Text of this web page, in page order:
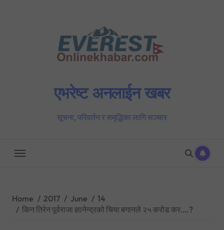
एभरेष्ट अनलाईन खबर
सूचना, परिवर्तन र समृद्धिका लागि सञ्चार
Home 2017 June
14
किन तिरेन पूर्वराजा ज्ञानेन्द्रको चिया बगानले २५ करोड कर….?